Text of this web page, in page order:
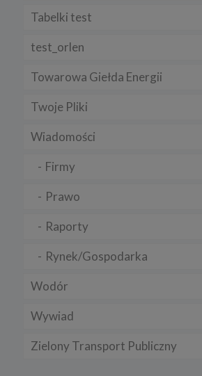
Tabelki test
test_orlen
Towarowa Giełda Energii
Twoje Pliki
Wiadomości
Firmy
Prawo
Raporty
Rynek/Gospodarka
Wodór
Wywiad
Zielony Transport Publiczny